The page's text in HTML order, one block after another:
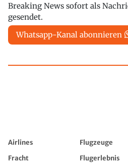
Breaking News sofort als
gesendet.
Whatsapp-Kanal abonnieren
Airlines Flugzeuge
Fracht
Flugerlebnis